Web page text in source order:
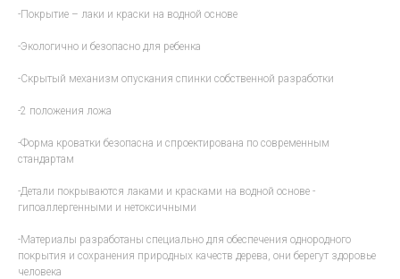
-Покрытие – лаки и краски на водной основе
-Экологично и безопасно для ребенка
-Скрытый механизм опускания спинки собственной разработки
-2 положения ложа
-Форма кроватки безопасна и спроектирована по современным
стандартам
-Детали покрываются лаками и красками на водной основе -
гипоаллергенными и нетоксичными
-Материалы разработаны специально для обеспечения однородного
покрытия и сохранения природных качеств дерева, они берегут здоровье
человека